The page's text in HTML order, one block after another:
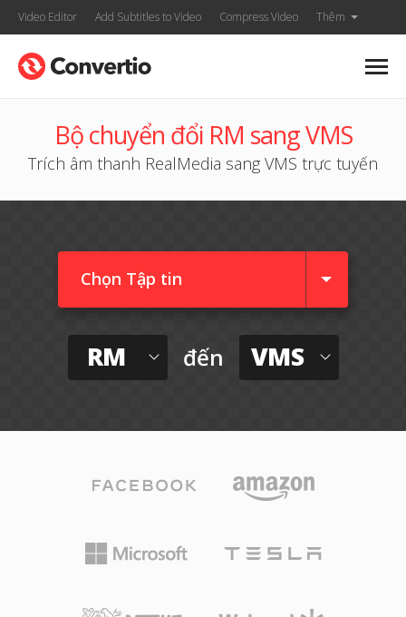
Video Editor Add Subtitles to Video Compress Video Thêm
Bộ chuyển đổi RM sang VMS
Trích âm thanh RealMedia sang VMS trực tuyến
Chọn Tập tin
RM đến VMS